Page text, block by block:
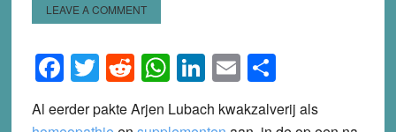
LEAVE A COMMENT
Facebook
Twitter
Reddit
WhatsApp
LinkedIn
EmailShare
Al eerder pakte Arjen Lubach kwakzalverij als